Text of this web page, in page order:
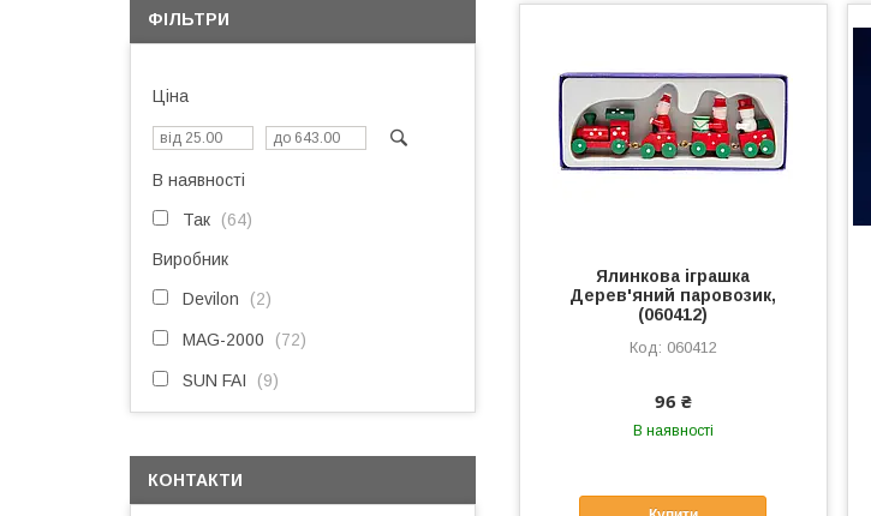
Ялинкова іграшка
Дерев'яний паровозик,
(060412)
060412
96 ₴
В наявності
ФІЛЬТРИ
Ціна
В наявності
Так 64
Виробник
Devilon 2
MAG-2000 72
SUN FAI 9
КОНТАКТИ